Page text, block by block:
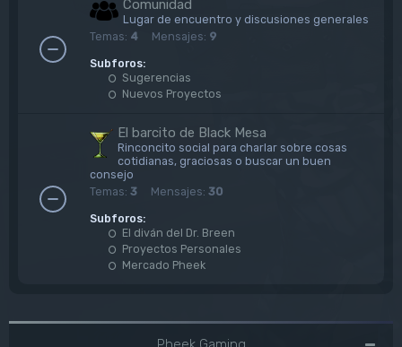
Comunidad
Lugar de encuentro y discusiones generales
Temas: 4 Mensajes: 9
Subforos:
Sugerencias
Nuevos Proyectos
El barcito de Black Mesa
Rinconcito social para charlar sobre cosas
cotidianas, graciosas o buscar un buen
consejo
Temas: 3 Mensajes: 30
Subforos:
El diván del Dr. Breen
Proyectos Personales
Mercado Pheek